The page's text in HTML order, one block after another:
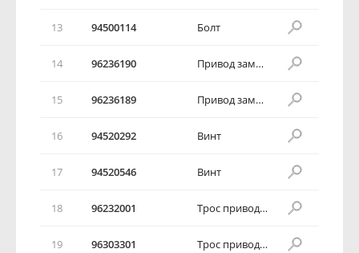
13 94500114 Болт
14 96236190 Привод замка капота в сборе
15 96236189 Привод замка капота в сборе
16 94520292 Винт
17 94520546 Винт
18 96232001 Трос привода замка капота
19 96303301 Трос привода замка капота